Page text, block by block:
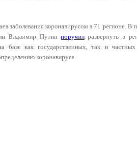
заболевания коронавирусом в 71 регионе.
Влдаимир Путинпоручил развернуть в
базе как государственных, так и
коронавируса.